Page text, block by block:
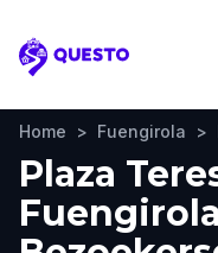
Questo
Home > Fuengirola >
Plaza